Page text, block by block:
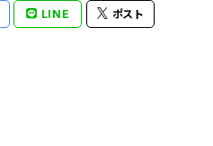
LINE ポスト